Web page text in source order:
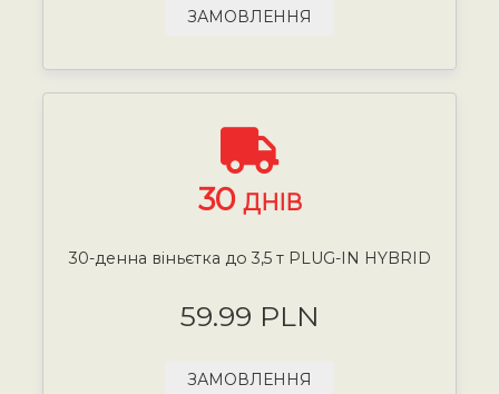
ЗАМОВЛЕННЯ
30 ДНІВ
30-денна віньєтка до 3,5 т PLUG-IN HYBRID
59.99 PLN
ЗАМОВЛЕННЯ